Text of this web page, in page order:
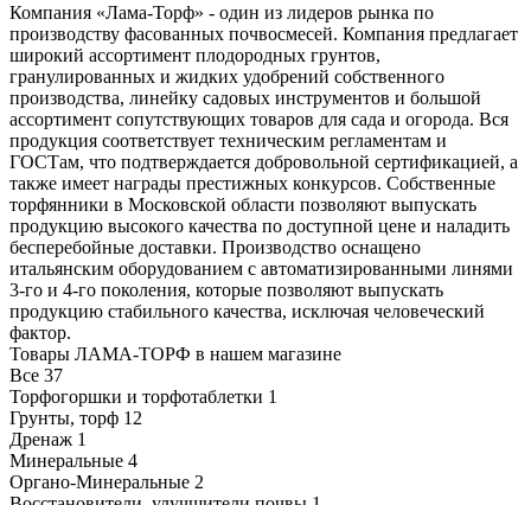
Компания «Лама-Торф» - один из лидеров рынка по
производству фасованных почвосмесей. Компания предлагает
широкий ассортимент плодородных грунтов,
гранулированных и жидких удобрений собственного
производства, линейку садовых инструментов и большой
ассортимент сопутствующих товаров для сада и огорода. Вся
продукция соответствует техническим регламентам и
ГОСТам, что подтверждается добровольной сертификацией, а
также имеет награды престижных конкурсов. Собственные
торфянники в Московской области позволяют выпускать
продукцию высокого качества по доступной цене и наладить
бесперебойные доставки. Производство оснащено
итальянским оборудованием с автоматизированными линями
3-го и 4-го поколения, которые позволяют выпускать
продукцию стабильного качества, исключая человеческий
фактор.
Товары ЛАМА-ТОРФ в нашем магазине
Все 37
Торфогоршки и торфотаблетки 1
Грунты, торф 12
Дренаж 1
Минеральные 4
Органо-Минеральные 2